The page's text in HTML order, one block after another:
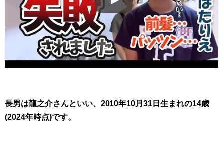
長男は龍之介さんといい、2010年10月31日生まれの14歳
(2024年時点)です。